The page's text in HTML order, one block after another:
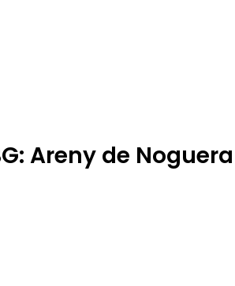
Areny de Noguera